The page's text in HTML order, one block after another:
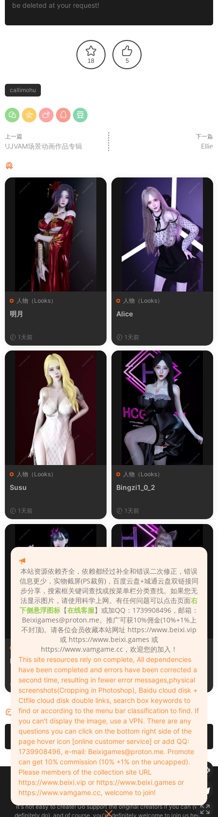
be deleted at your request!
18 5
callimohu
上一篇
UJVAM场景动画作品专辑
下一篇
Ellie
人物（Looks）
明月
1天前
人物（Looks）
Alice
1天前
人物（Looks）
Susu
1天前
人物（Looks）
Bingzi1_0_2
1天前
人物（Looks）
Monica_2_2_2
1天前
人物（Looks）
Lizhen2025
2天前
评论 0
请先登录
Copyleft © 2022-2026 beixi.vip - All Rights Freedom！
创作不易！有能力的同学可以去支持一下原创作者（我们绝对支持），当然
了，您加入这里我们也绝对欢迎！
It's not easy to create! Go support the original creators if you can (we
definitely do), and of course, you're definitely welcome to join us here!
本站资源依赖齐全，依赖都经过补全和错误二次修正，错误
信息更少，实物截屏(PS裁剪)，百度云盘+城通云盘双链接同
步分享，搜索框关键词查找或按菜单栏分类查找。如果您无
法显示图片，请使用科学上网。有任何问题可以点击页面右
下侧悬浮图标 【在线客服】或加QQ：1739908496，邮箱：
Beixigames@proton.me。推广可获10%佣金(10%+1%上
不封顶)。请各位会员收藏本站网址 https://www.beixi.vip
或 https://www.beixi.games 或
https://www.vamgame.cc，欢迎您的加入！
This site resources rely on complete, All dependencies
have been completed and errors have been corrected a
second time, resulting in fewer error messages,physical
screenshots(Cropping in Photoshop), Baidu cloud disk +
Ctfile cloud disk double links, search box keywords to
find or according to the menu bar classification to find. If
you can't display the image, use a VPN. There are any
questions you can click on the bottom right side of the
page hover icon [online customer service] or add QQ:
1739908496, e-mail: Beixigames@proton.me. Promote
can get 10% commission (10% +1% on the uncapped).
Please members of the collection site URL
https://www.beixi.vip or https://www.beixi.games or
https://www.vamgame.cc, welcome to join!